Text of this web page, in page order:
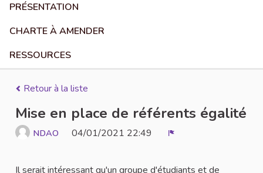
PRÉSENTATION
CHARTE À AMENDER
RESSOURCES
Retour à la liste
Mise en place de référents égalité
NDAO 04/01/2021 22:49
Il serait intéressant qu'un groupe d'étudiants et de